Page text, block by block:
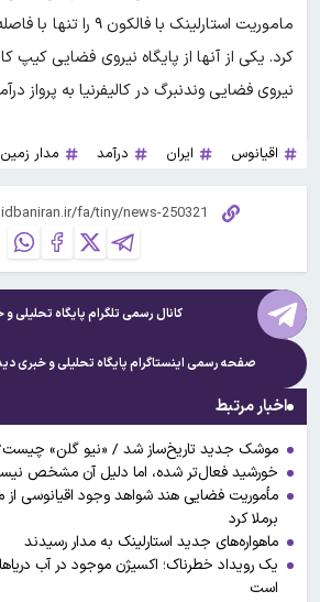
کرد. یکی از آنها از پایگاه نیروی فضایی کیپ
نیروی فضایی وندنبرگ در کالیفرنیا به پرواز
اقیانوس ایران درآمد مدار زمین
کانال رسمی تلگرام پایگاه تحلیلی
صفحه رسمی اینستاگرام پایگاه تحلیلی و خبری
اخبار مرتبط
موشک جدید تاریخ‌ساز شد / «نیو گلن»
خورشید فعال‌تر شده، اما دلیل آن مشخص
مأموریت فضایی هند شواهد وجود اقیانوسی از
برملا کرد
ماهواره‌های جدید استارلینک به مدار رسیدند
یک رویداد خطرناک؛ اکسیژن موجود در آب
است